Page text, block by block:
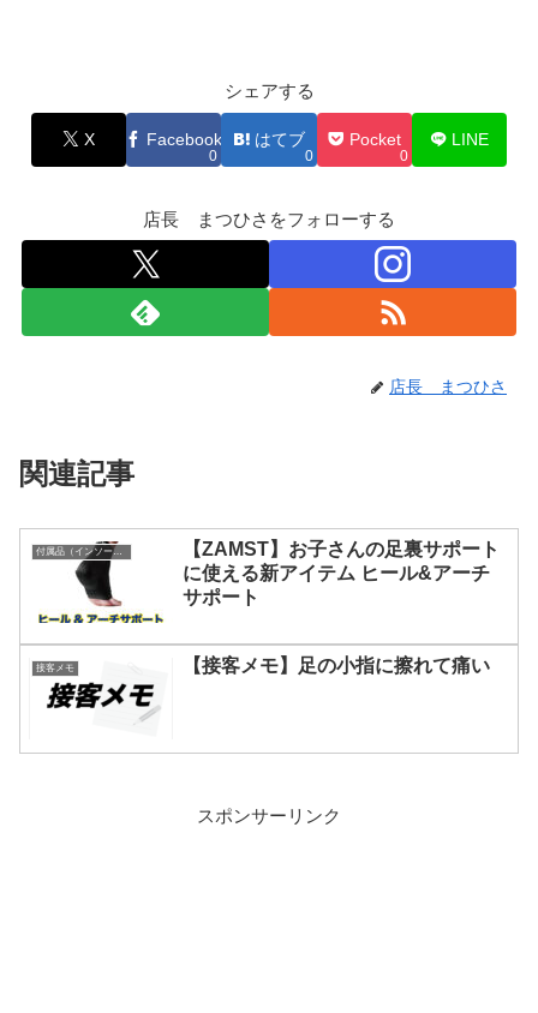
シェアする
X Facebook
0
はてブ
0
Pocket
0
LINE
店長 まつひさをフォローする
店長 まつひさ
関連記事
付属品（インソールなど）
【ZAMST】お子さんの足裏サポート
に使える新アイテム ヒール&アーチ
サポート
接客メモ 【接客メモ】足の小指に擦れて痛い
スポンサーリンク